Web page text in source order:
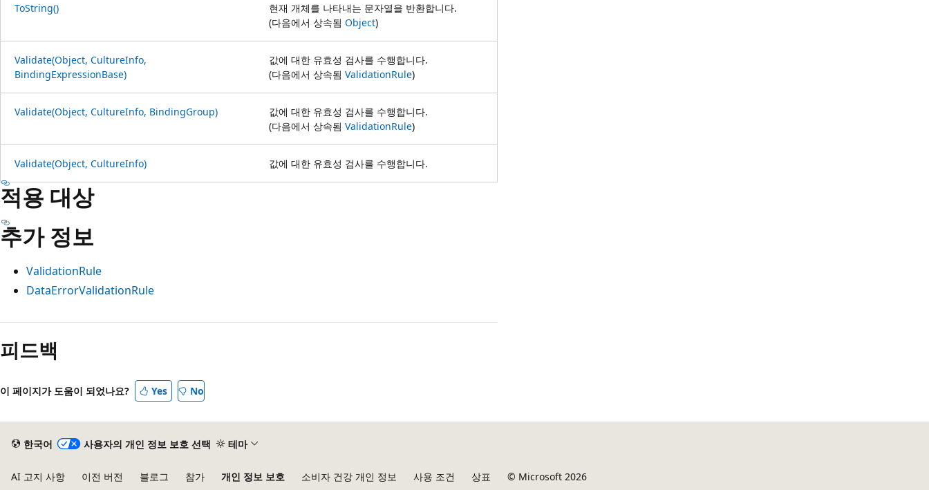
ToString()
현재 개체를 나타내는 문자열을 반환합니다.
(다음에서 상속됨 Object)
Validate(Object, CultureInfo,
BindingExpressionBase)
값에 대한 유효성 검사를 수행합니다.
(다음에서 상속됨 ValidationRule)
Validate(Object, CultureInfo, BindingGroup)
값에 대한 유효성 검사를 수행합니다.
(다음에서 상속됨 ValidationRule)
Validate(Object, CultureInfo) 값에 대한 유효성 검사를 수행합니다.
적용 대상
추가 정보
ValidationRule
DataErrorValidationRule
피드백
이 페이지가 도움이 되었나요? Yes No
한국어 사용자의 개인 정보 보호 선택 테마
AI 고지 사항 이전 버전 블로그 참가 개인 정보 보호 소비자 건강 개인 정보 사용 조건 상표 © Microsoft 2026